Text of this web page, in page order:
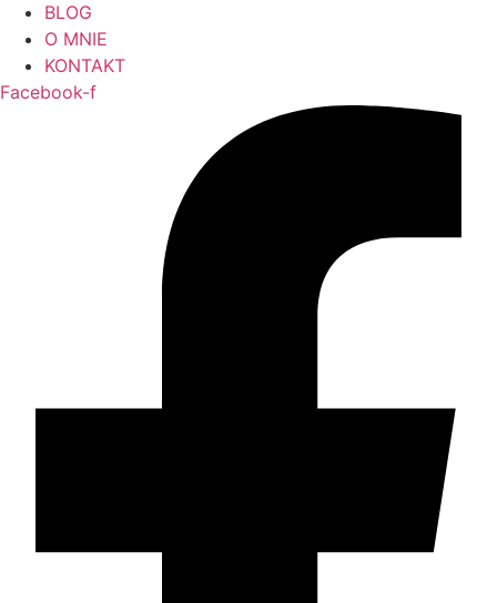
BLOG
O MNIE
KONTAKT
Facebook-f